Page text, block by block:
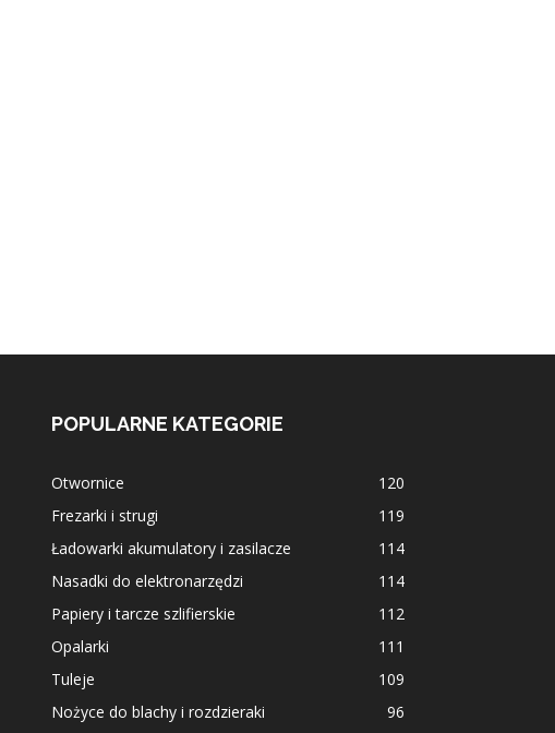
POPULARNE KATEGORIE
Otwornice
120
Frezarki i strugi
119
Ładowarki akumulatory i zasilacze
114
Nasadki do elektronarzędzi
114
Papiery i tarcze szlifierskie
112
Opalarki
111
Tuleje
109
Nożyce do blachy i rozdzieraki
96